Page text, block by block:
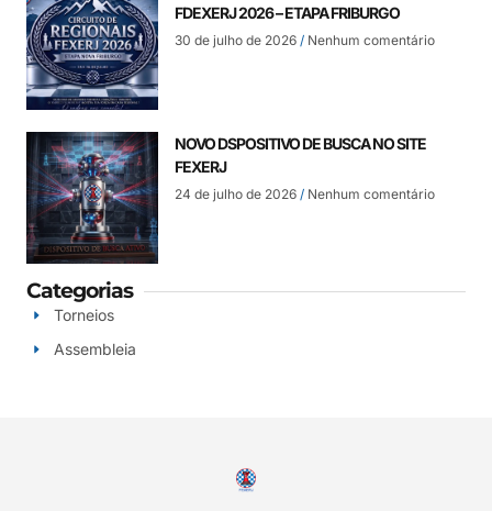
FDEXERJ 2026 – ETAPA FRIBURGO
30 de julho de 2026 Nenhum comentário
NOVO DSPOSITIVO DE BUSCA NO SITE
FEXERJ
24 de julho de 2026 Nenhum comentário
Categorias
Torneios
Assembleia